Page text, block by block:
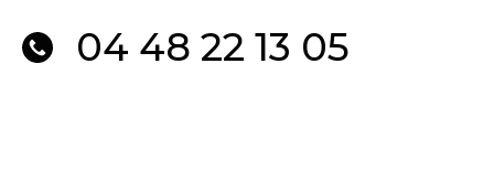
04 48 22 13 05